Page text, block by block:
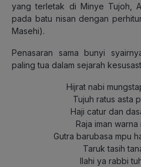
yang terletak di Minye Tujoh,
pada batu nisan dengan
Masehi).
Penasaran sama bunyi
paling tua dalam sejarah
Hijrat nabi
Tujuh ratus asta
Haji catur dan
Raja iman
Gutra barubasa mpu
Taruk tasih
Ilahi ya rabbi